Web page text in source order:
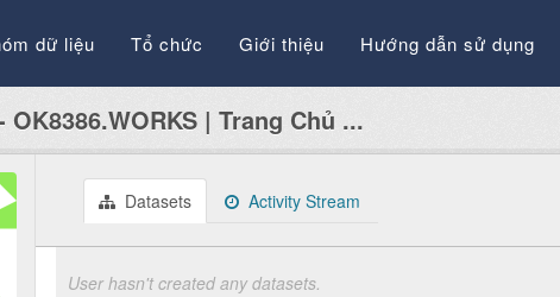
dữ liệu Tổ chức Giới thiệu Hướng dẫn sử dụng
OK8386.WORKS | Trang Chủ ...
Datasets Activity Stream
User hasn't created any datasets.